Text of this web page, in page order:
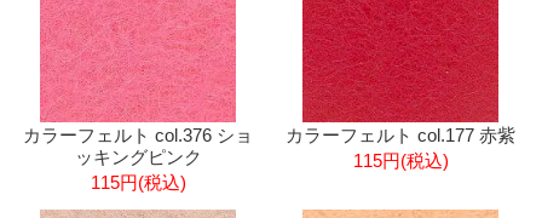
カラーフェルト col.376 ショ
ッキングピンク
115円(税込)
カラーフェルト col.177 赤紫
115円(税込)